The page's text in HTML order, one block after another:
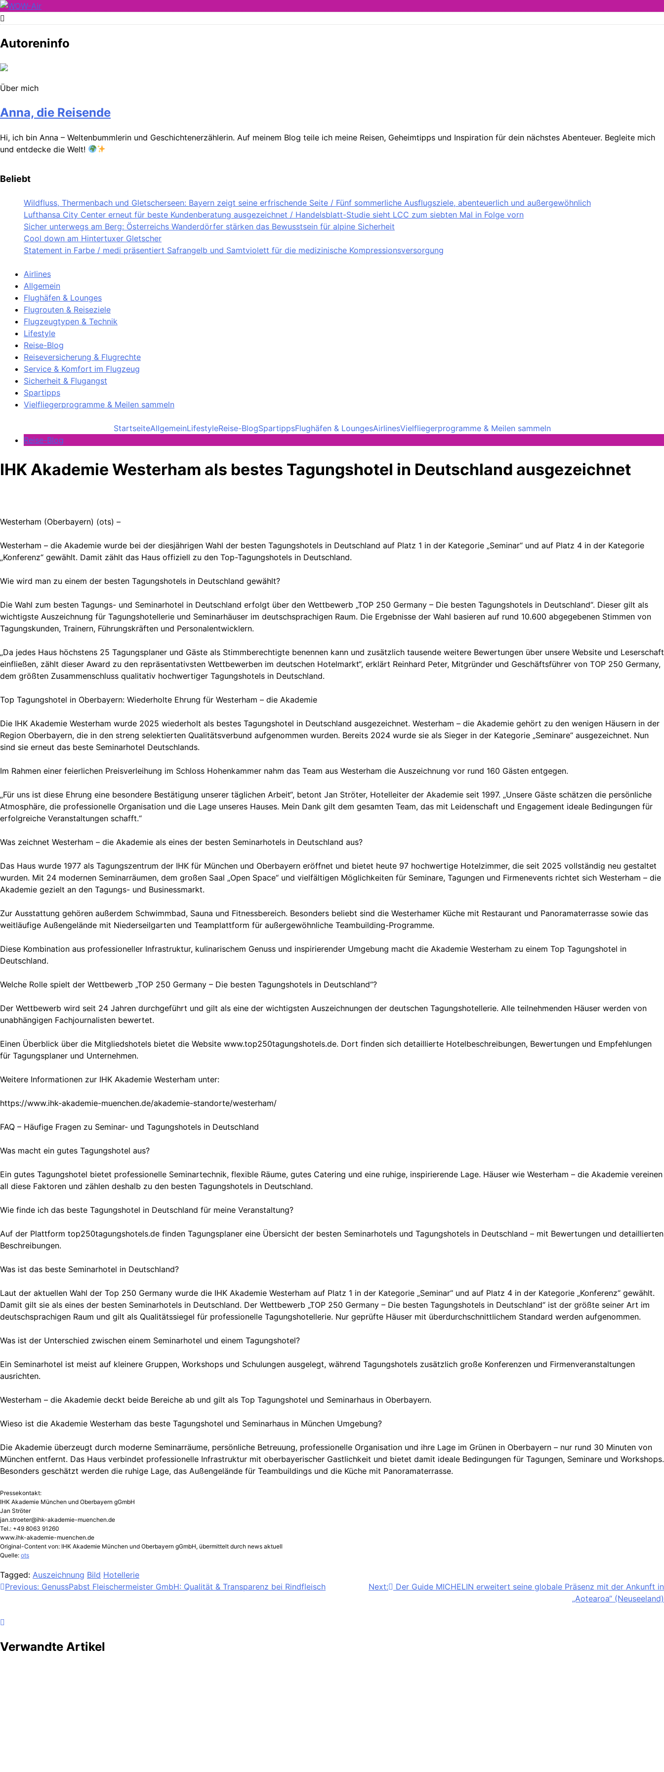
Skip
to
WOW-Air
Autoreninfo
Über mich
Anna, die Reisende
Hi, ich bin Anna – Weltenbummlerin und Geschichtenerzählerin. Auf meinem Blog teile ich meine Reisen, Geheimtipps und Inspiration für dein nächstes Abenteuer. Begleite mich
und entdecke die Welt!
Beliebt
Wildfluss, Thermenbach und Gletscherseen: Bayern zeigt seine erfrischende Seite / Fünf sommerliche Ausflugsziele, abenteuerlich und außergewöhnlich
Lufthansa City Center erneut für beste Kundenberatung ausgezeichnet / Handelsblatt-Studie sieht LCC zum siebten Mal in Folge vorn
Sicher unterwegs am Berg: Österreichs Wanderdörfer stärken das Bewusstsein für alpine Sicherheit
Cool down am Hintertuxer Gletscher
Statement in Farbe / medi präsentiert Safrangelb und Samtviolett für die medizinische Kompressionsversorgung
Airlines
Allgemein
Flughäfen & Lounges
Flugrouten & Reiseziele
Flugzeugtypen & Technik
Lifestyle
Reise-Blog
Reiseversicherung & Flugrechte
Service & Komfort im Flugzeug
Sicherheit & Flugangst
Spartipps
Vielfliegerprogramme & Meilen sammeln
StartseiteAllgemeinLifestyleReise-BlogSpartippsFlughäfen & LoungesAirlinesVielfliegerprogramme & Meilen sammeln
Reise-Blog
IHK Akademie Westerham als bestes Tagungshotel in Deutschland ausgezeichnet
Westerham (Oberbayern) (ots) –
Westerham – die Akademie wurde bei der diesjährigen Wahl der besten Tagungshotels in Deutschland auf Platz 1 in der Kategorie „Seminar“ und auf Platz 4 in der Kategorie
„Konferenz“ gewählt. Damit zählt das Haus offiziell zu den Top-Tagungshotels in Deutschland.
Wie wird man zu einem der besten Tagungshotels in Deutschland gewählt?
Die Wahl zum besten Tagungs- und Seminarhotel in Deutschland erfolgt über den Wettbewerb „TOP 250 Germany – Die besten Tagungshotels in Deutschland“. Dieser gilt als
wichtigste Auszeichnung für Tagungshotellerie und Seminarhäuser im deutschsprachigen Raum. Die Ergebnisse der Wahl basieren auf rund 10.600 abgegebenen Stimmen von
Tagungskunden, Trainern, Führungskräften und Personalentwicklern.
„Da jedes Haus höchstens 25 Tagungsplaner und Gäste als Stimmberechtigte benennen kann und zusätzlich tausende weitere Bewertungen über unsere Website und Leserschaft
einfließen, zählt dieser Award zu den repräsentativsten Wettbewerben im deutschen Hotelmarkt“, erklärt Reinhard Peter, Mitgründer und Geschäftsführer von TOP 250 Germany,
dem größten Zusammenschluss qualitativ hochwertiger Tagungshotels in Deutschland.
Top Tagungshotel in Oberbayern: Wiederholte Ehrung für Westerham – die Akademie
Die IHK Akademie Westerham wurde 2025 wiederholt als bestes Tagungshotel in Deutschland ausgezeichnet. Westerham – die Akademie gehört zu den wenigen Häusern in der
Region Oberbayern, die in den streng selektierten Qualitätsverbund aufgenommen wurden. Bereits 2024 wurde sie als Sieger in der Kategorie „Seminare“ ausgezeichnet. Nun
sind sie erneut das beste Seminarhotel Deutschlands.
Im Rahmen einer feierlichen Preisverleihung im Schloss Hohenkammer nahm das Team aus Westerham die Auszeichnung vor rund 160 Gästen entgegen.
„Für uns ist diese Ehrung eine besondere Bestätigung unserer täglichen Arbeit“, betont Jan Ströter, Hotelleiter der Akademie seit 1997. „Unsere Gäste schätzen die persönliche
Atmosphäre, die professionelle Organisation und die Lage unseres Hauses. Mein Dank gilt dem gesamten Team, das mit Leidenschaft und Engagement ideale Bedingungen für
erfolgreiche Veranstaltungen schafft.“
Was zeichnet Westerham – die Akademie als eines der besten Seminarhotels in Deutschland aus?
Das Haus wurde 1977 als Tagungszentrum der IHK für München und Oberbayern eröffnet und bietet heute 97 hochwertige Hotelzimmer, die seit 2025 vollständig neu gestaltet
wurden. Mit 24 modernen Seminarräumen, dem großen Saal „Open Space“ und vielfältigen Möglichkeiten für Seminare, Tagungen und Firmenevents richtet sich Westerham – die
Akademie gezielt an den Tagungs- und Businessmarkt.
Zur Ausstattung gehören außerdem Schwimmbad, Sauna und Fitnessbereich. Besonders beliebt sind die Westerhamer Küche mit Restaurant und Panoramaterrasse sowie das
weitläufige Außengelände mit Niederseilgarten und Teamplattform für außergewöhnliche Teambuilding-Programme.
Diese Kombination aus professioneller Infrastruktur, kulinarischem Genuss und inspirierender Umgebung macht die Akademie Westerham zu einem Top Tagungshotel in
Deutschland.
Welche Rolle spielt der Wettbewerb „TOP 250 Germany – Die besten Tagungshotels in Deutschland“?
Der Wettbewerb wird seit 24 Jahren durchgeführt und gilt als eine der wichtigsten Auszeichnungen der deutschen Tagungshotellerie. Alle teilnehmenden Häuser werden von
unabhängigen Fachjournalisten bewertet.
Einen Überblick über die Mitgliedshotels bietet die Website www.top250tagungshotels.de. Dort finden sich detaillierte Hotelbeschreibungen, Bewertungen und Empfehlungen
für Tagungsplaner und Unternehmen.
Weitere Informationen zur IHK Akademie Westerham unter:
https://www.ihk-akademie-muenchen.de/akademie-standorte/westerham/
FAQ – Häufige Fragen zu Seminar- und Tagungshotels in Deutschland
Was macht ein gutes Tagungshotel aus?
Ein gutes Tagungshotel bietet professionelle Seminartechnik, flexible Räume, gutes Catering und eine ruhige, inspirierende Lage. Häuser wie Westerham – die Akademie vereinen
all diese Faktoren und zählen deshalb zu den besten Tagungshotels in Deutschland.
Wie finde ich das beste Tagungshotel in Deutschland für meine Veranstaltung?
Auf der Plattform top250tagungshotels.de finden Tagungsplaner eine Übersicht der besten Seminarhotels und Tagungshotels in Deutschland – mit Bewertungen und detaillierten
Beschreibungen.
Was ist das beste Seminarhotel in Deutschland?
Laut der aktuellen Wahl der Top 250 Germany wurde die IHK Akademie Westerham auf Platz 1 in der Kategorie „Seminar“ und auf Platz 4 in der Kategorie „Konferenz“ gewählt.
Damit gilt sie als eines der besten Seminarhotels in Deutschland. Der Wettbewerb „TOP 250 Germany – Die besten Tagungshotels in Deutschland“ ist der größte seiner Art im
deutschsprachigen Raum und gilt als Qualitätssiegel für professionelle Tagungshotellerie. Nur geprüfte Häuser mit überdurchschnittlichem Standard werden aufgenommen.
Was ist der Unterschied zwischen einem Seminarhotel und einem Tagungshotel?
Ein Seminarhotel ist meist auf kleinere Gruppen, Workshops und Schulungen ausgelegt, während Tagungshotels zusätzlich große Konferenzen und Firmenveranstaltungen
ausrichten.
Westerham – die Akademie deckt beide Bereiche ab und gilt als Top Tagungshotel und Seminarhaus in Oberbayern.
Wieso ist die Akademie Westerham das beste Tagungshotel und Seminarhaus in München Umgebung?
Die Akademie überzeugt durch moderne Seminarräume, persönliche Betreuung, professionelle Organisation und ihre Lage im Grünen in Oberbayern – nur rund 30 Minuten von
München entfernt. Das Haus verbindet professionelle Infrastruktur mit oberbayerischer Gastlichkeit und bietet damit ideale Bedingungen für Tagungen, Seminare und Workshops.
Besonders geschätzt werden die ruhige Lage, das Außengelände für Teambuildings und die Küche mit Panoramaterrasse.
Pressekontakt:
IHK Akademie München und Oberbayern gGmbH
Jan Ströter
jan.stroeter@ihk-akademie-muenchen.de
Tel.: +49 8063 91260
www.ihk-akademie-muenchen.de
Original-Content von: IHK Akademie München und Oberbayern gGmbH, übermittelt durch news aktuell
Quelle: ots
Tagged: Auszeichnung Bild Hotellerie
Beitragsnavigation
Previous: GenussPabst Fleischermeister GmbH: Qualität & Transparenz bei Rindfleisch Next:
Der Guide MICHELIN erweitert seine globale Präsenz mit der Ankunft in
„Aotearoa“ (Neuseeland)
Verwandte Artikel